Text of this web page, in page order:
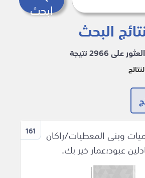
ابحث
نتائج البحث
على 2966 نتيجة
161
وبنى المعطيات/راكان
عبود؛عمار خير بك.